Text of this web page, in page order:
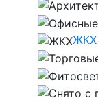
ЖКХ